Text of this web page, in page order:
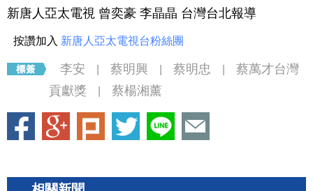
新唐人亞太電視 曾奕豪 李晶晶 台灣台北報導
按讚加入 新唐人亞太電視台粉絲團
李安 蔡明興 蔡明忠
蔡萬才台灣
貢獻獎
蔡楊湘薰